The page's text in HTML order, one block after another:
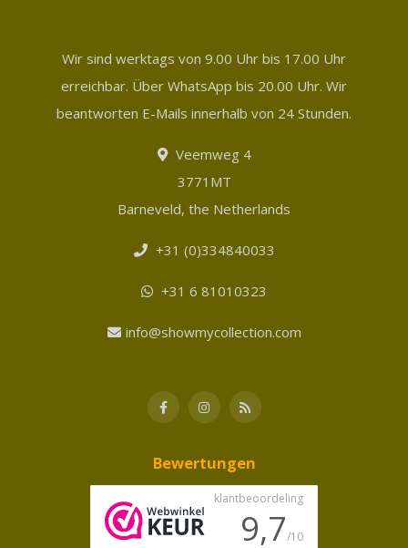
Wir sind werktags von 9.00 Uhr bis 17.00 Uhr
erreichbar. Über WhatsApp bis 20.00 Uhr. Wir
beantworten E-Mails innerhalb von 24 Stunden.
Veemweg 4
3771MT
Barneveld, the Netherlands
+31 (0)334840033
+31 6 81010323
info@showmycollection.com
Bewertungen